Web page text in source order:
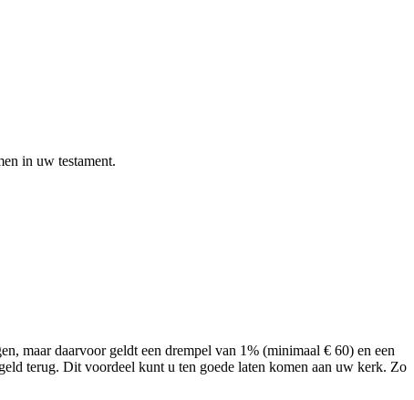
in uw testament.
maar daarvoor geldt een drempel van 1% (minimaal € 60) en een
terug. Dit voordeel kunt u ten goede laten komen aan uw kerk. Zo